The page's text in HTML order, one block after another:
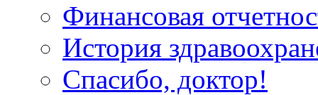
Финансовая
История
Спасибо, доктор!